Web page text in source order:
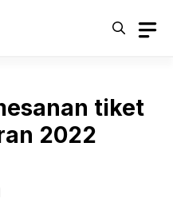
tiket
2022